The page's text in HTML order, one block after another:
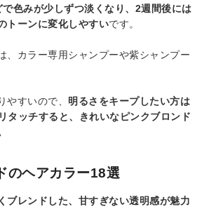
で色みが少しずつ淡くなり、2週間後には
トーンに変化しやすいです。
、カラー専用シャンプーや紫シャンプー
やすいので、 明るさをキープしたい方は
タッチすると、きれいなピンクブロンド
のヘアカラー18選
ブレンドした、甘すぎない透明感が魅力